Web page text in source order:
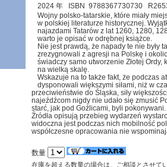
2024 年 ISBN 9788367730730
Wojny polsko-tatarskie, które miały
w polskiej literaturze historycznej.
najazdami Tatarów z lat 1260, 1280,
warto je opisać w odrębnej książce.
Nie jest prawdą, że napady te nie były
zrezygnowali z agresji na Polskę i
świadczy samo utworzenie Złotej Ordy,
na wielką skalę.
Wskazuje na to także fakt, że podczas
dysponowali większymi siłami, niż w
przeciwieństwie do Śląska, siły
najeźdźcom nigdy nie udało się zmusić
starć, jak pod Goźlicami, byli pokonywani.
Źródła opisują przebieg wydarzeń
widoczna jest podczas nich mobilność
współczesne opracowania nie
数量
在庫を超える数量の場合は、ご相談とさせて